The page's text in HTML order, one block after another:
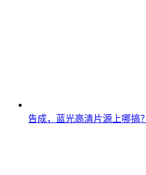
告成，蓝光高清片源上哪搞？